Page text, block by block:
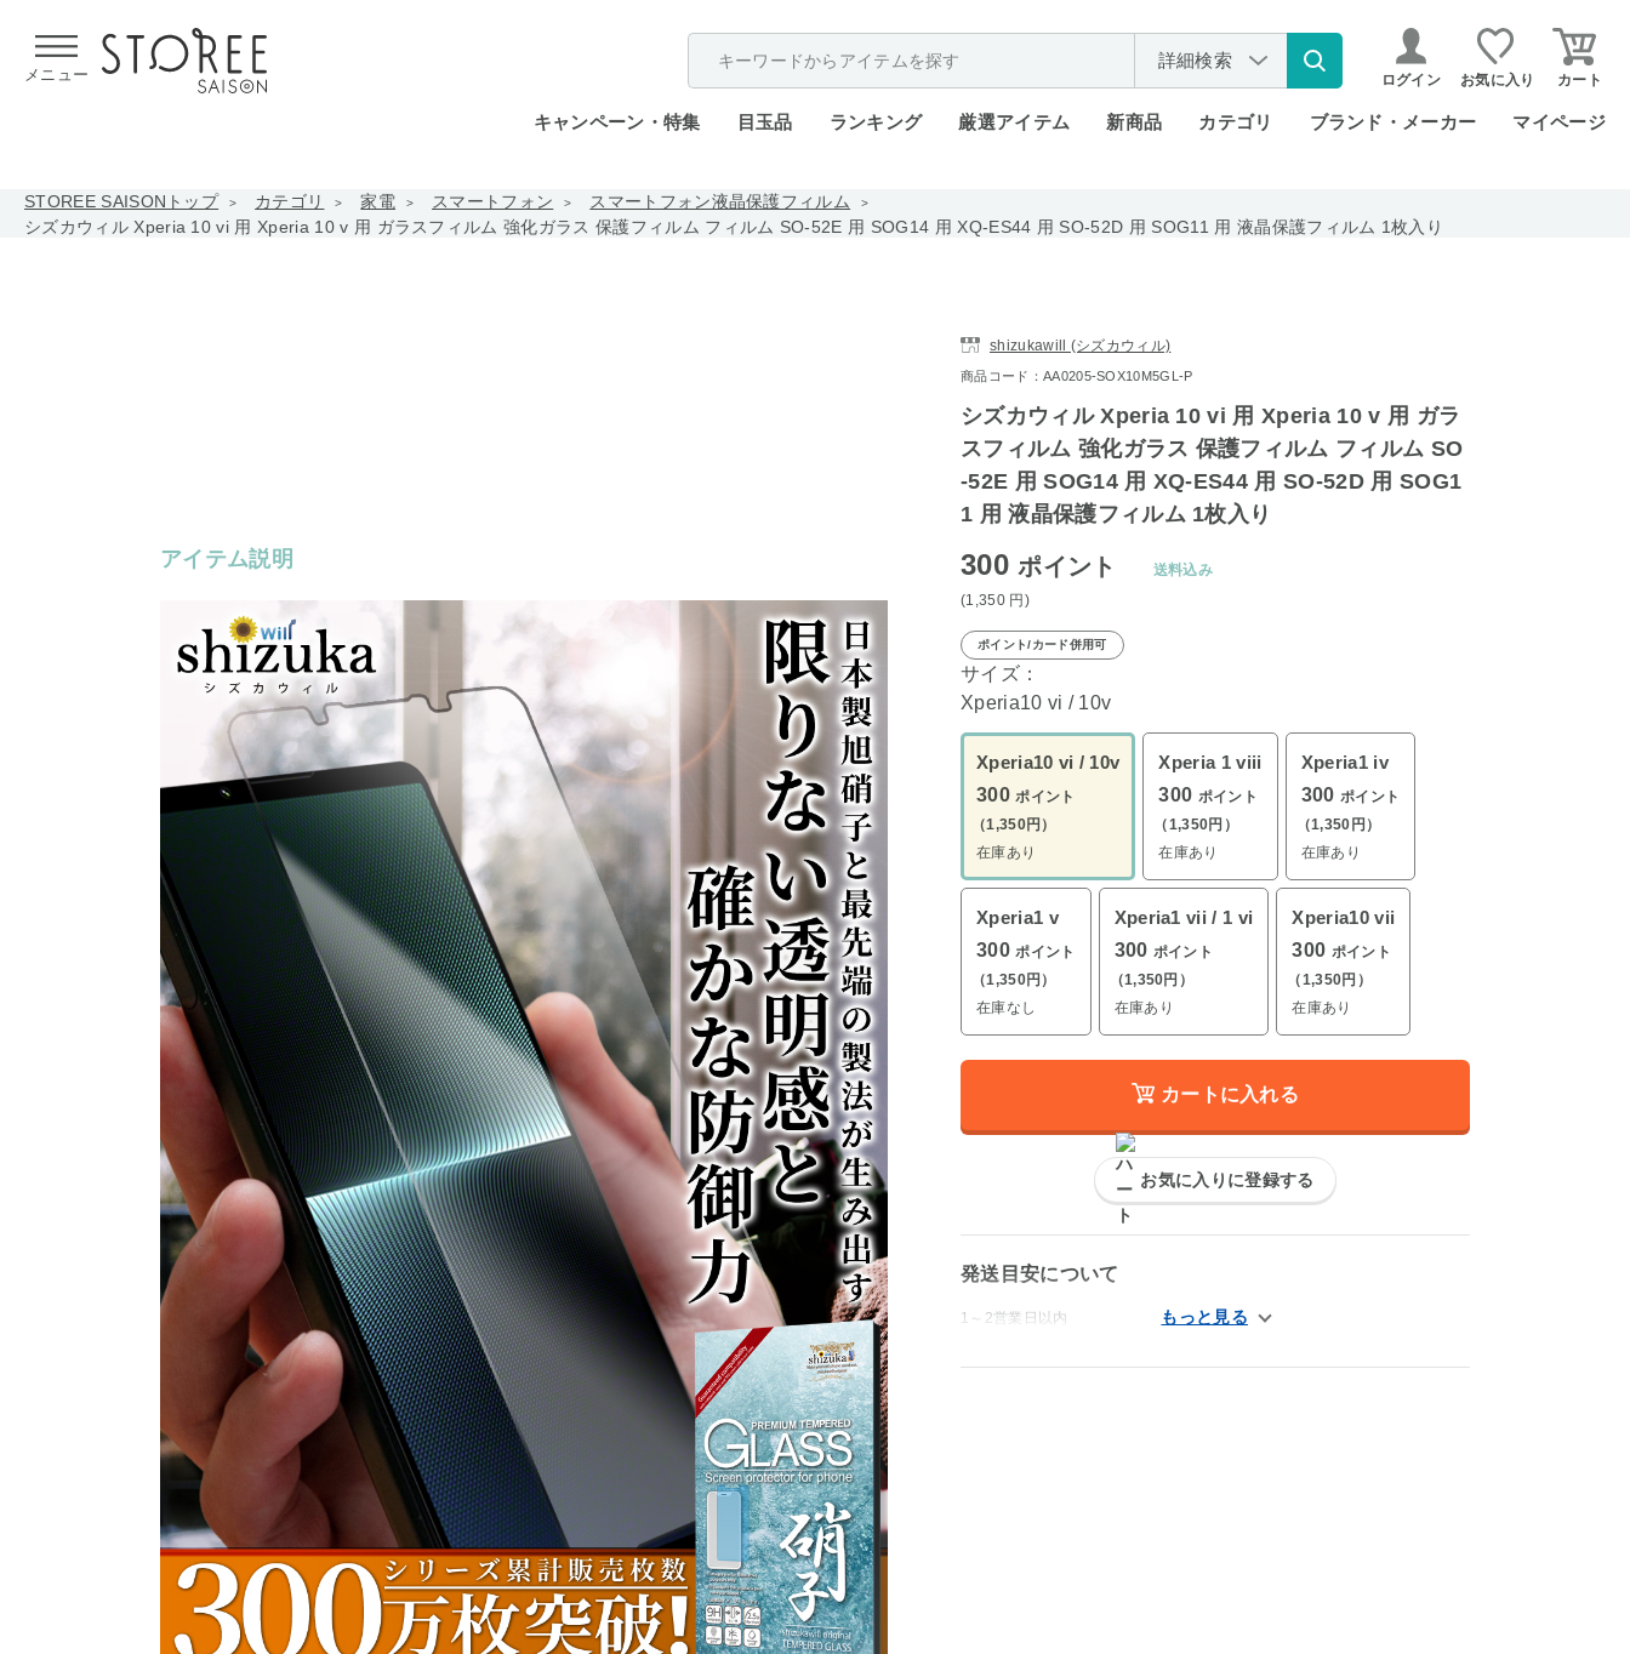
メニュー
詳細検索
ログイン お気に入り カート
キャンペーン・特集 目玉品 ランキング 厳選アイテム 新商品 カテゴリ ブランド・メーカー マイページ
STOREE SAISONトップ カテゴリ 家電 スマートフォン
スマートフォン液晶保護フィルム
シズカウィル Xperia 10 vi 用 Xperia 10 v 用 ガラスフィルム 強化ガラス 保護フィルム フィルム SO-52E 用 SOG14 用 XQ-ES44 用 SO-52D 用 SOG11 用 液晶保護フィルム 1枚入り
アイテム説明
shizukawill (シズカウィル)
商品コード：AA0205-SOX10M5GL-P
シズカウィル Xperia 10 vi 用 Xperia 10 v 用 ガラ
スフィルム 強化ガラス 保護フィルム フィルム SO
-52E 用 SOG14 用 XQ-ES44 用 SO-52D 用 SOG1
1 用 液晶保護フィルム 1枚入り
300ポイント
(1,350 円 )
送料込み
ポイント/カード併用可
サイズ：
Xperia10 vi / 10v
Xperia10 vi / 10v
300 ポイント
（1,350円）
在庫あり
Xperia 1 viii
300 ポイント
（1,350円）
在庫あり
Xperia1 iv
300 ポイント
（1,350円）
在庫あり
Xperia1 v
300 ポイント
（1,350円）
在庫なし
Xperia1 vii / 1 vi
300 ポイント
（1,350円）
在庫あり
Xperia10 vii
300 ポイント
（1,350円）
在庫あり
カートに入れる
お気に入りに登録する
発送目安について
1～2営業日以内